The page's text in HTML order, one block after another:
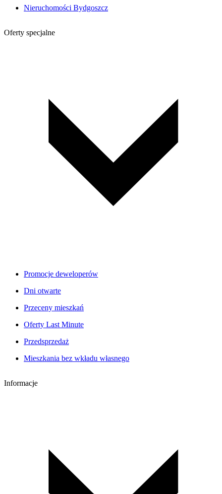
Nieruchomości Bydgoszcz
Oferty specjalne
Promocje deweloperów
Dni otwarte
Przeceny mieszkań
Oferty Last Minute
Przedsprzedaż
Mieszkania bez wkładu własnego
Informacje